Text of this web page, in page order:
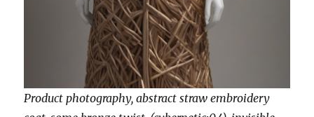
Product photography, abstract straw embroidery